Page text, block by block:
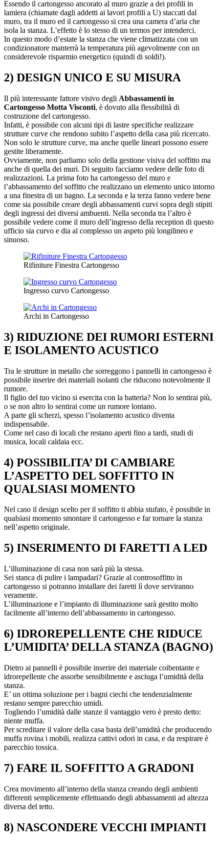
Essendo il cartongesso ancorato al muro grazie a dei profili in
lamiera (chiamate dagli addetti ai lavori profili a U) staccati dal
muro, tra il muro ed il cartongesso si crea una camera d’aria che
isola la stanza. L’effetto è lo stesso di un termos per intenderci.
In questo modo d’estate la stanza che viene climatizzata con un
condizionatore manterrà la temperatura più agevolmente con un
considerevole risparmio energetico (quindi di soldi!).
2) DESIGN UNICO E SU MISURA
Il più interessante fattore visivo degli Abbassamenti in
Cartongesso Motta Visconti, è dovuto alla flessibilità di
costruzione del cartongesso.
Infatti, è possibile con alcuni tipi di lastre specifiche realizzare
strutture curve che rendono subito l’aspetto della casa più ricercato.
Non solo le strutture curve, ma anche quelle lineari possono essere
gestite liberamente.
Ovviamente, non parliamo solo della gestione visiva del soffitto ma
anche di quella dei muri. Di seguito facciamo vedere delle foto di
realizzazioni. La prima foto ha cartongesso del muro e
l’abbassamento del soffitto che realizzano un elemento unico intorno
a una finestra di un bagno. La seconda e la terza fanno vedere bene
come sia possibile creare degli abbassamenti curvi sopra degli stipiti
degli ingressi dei diversi ambuenti. Nella seconda tra l’altro è
possibile vedere come il muro dell’ingresso della reception di questo
ufficio sia curvo e dia al complesso un aspeto più longilineo e
sinuoso.
Rifiniture Finestra Cartongesso
Ingresso curvo Cartongesso
Archi in Cartongesso
3) RIDUZIONE DEI RUMORI ESTERNI
E ISOLAMENTO ACUSTICO
Tra le strutture in metallo che sorreggono i pannelli in cartongesso è
possibile inserire dei materiali isolanti che riducono notevolmente il
rumore.
Il figlio del tuo vicino si esercita con la batteria? Non lo sentirai più,
o se non altro lo sentirai come un rumore lontano.
A parte gli scherzi, spesso l’isolamento acustico diventa
indispensabile.
Come nel caso di locali che restano aperti fino a tardi, studi di
musica, locali caldaia ecc.
4) POSSIBILITA’ DI CAMBIARE
L’ASPETTO DEL SOFFITTO IN
QUALSIASI MOMENTO
Nel caso il design scelto per il soffitto ti abbia stufato, è possibile in
qualsiasi momento smontare il cartongesso e far tornare la stanza
nell’aspetto originale.
5) INSERIMENTO DI FARETTI A LED
L’illuminazione di casa non sarà più la stessa.
Sei stanca di pulire i lampadari? Grazie al controsoffitto in
cartongesso si potranno installare dei faretti lì dove serviranno
veramente.
L’illuminazione e l’impianto di illuminazione sarà gestito molto
facilmente all’interno dell’abbassamento in cartongesso.
6) IDROREPELLENTE CHE RIDUCE
L’UMIDITA’ DELLA STANZA (BAGNO)
Dietro ai pannelli è possibile inserire dei materiale coibentante e
idrorepellente che assorbe sensibilmente e asciuga l’umidità della
stanza.
E’ un ottima soluzione per i bagni ciechi che tendenzialmente
restano sempre parecchio umidi.
Togliendo l’umidità dalle stanze il vantaggio vero è presto detto:
niente muffa.
Per screditare il valore della casa basta dell’umidità che producendo
muffa rovina i mobili, realizza cattivi odori in casa, e da respirare è
parecchio tossica.
7) FARE IL SOFFITTO A GRADONI
Crea movimento all’interno della stanza creando degli ambienti
differenti semplicemente effettuando degli abbassamenti ad altezza
diversa del tetto.
8) NASCONDERE VECCHI IMPIANTI